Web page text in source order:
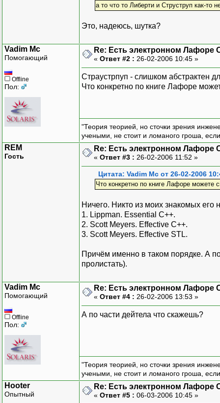
а то что то Либерти и Струструп как-то
Это, надеюсь, шутка?
Vadim Mc
Помогающий
Offline
Пол:
Re: Есть электронном Лафоре
« Ответ #2 : 26-02-2006 10:45 »
Страустрпуп - слишком абстрактен
Что конкретно по книге Лафоре
"Теория теорией, но сточки зрения
учеными, не стоит и ломаного гроша,
REM
Гость
Re: Есть электронном Лафоре
« Ответ #3 : 26-02-2006 11:52 »
Цитата: Vadim Mc от 26-02-2006
Что конкретно по книге Лафоре можете
Ничего. Никто из моих знакомых
1. Lippman. Essential C++.
2. Scott Meyers. Effective C++.
3. Scott Meyers. Effective STL.
Причём именно в таком порядке. А
пролистать).
Vadim Mc
Помогающий
Offline
Пол:
Re: Есть электронном Лафоре
« Ответ #4 : 26-02-2006 13:53 »
А по части дейтела что скажешь?
"Теория теорией, но сточки зрения
учеными, не стоит и ломаного гроша,
Hooter
Опытный
Re: Есть электронном Лафоре
« Ответ #5 : 06-03-2006 10:45 »